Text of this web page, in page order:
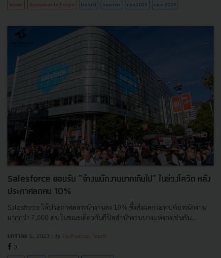
News Sustainable Focus bosch sensor ces2023 ces-2023
Salesforce ยอมรับ "จ้างพนักงานมากเกินไป" ในช่วงโควิด หลัง
ประกาศลดคน 10%
Salesforce ได้ประกาศลดพนักงานลง 10% ซึ่งส่งผลกระทบต่อพนักงาน
มากกว่า 7,000 คน ในขณะเดียวกันก็ปิดสำนักงานบางแห่งลงเช่นกัน...
มกราคม 5, 2023 | By Techsauce Team
0